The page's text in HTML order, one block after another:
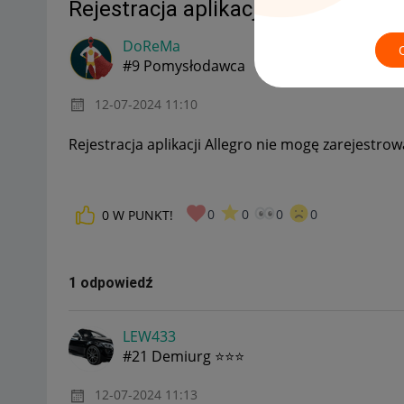
Rejestracja aplikacji Allegro
DoReMa
#9 Pomysłodawca
‎12-07-2024 11:10
Rejestracja aplikacji Allegro nie mogę
0 W PUNKT! 0 0 0 0
1 odpowiedź
LEW433
#21 Demiurg ⭐⭐⭐
‎12-07-2024 11:13